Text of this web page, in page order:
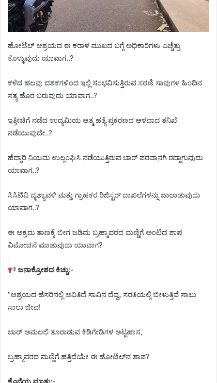
ಹೋಟೆಲ್ ಆಶ್ರಯದ ಈ ಕರಾಳ ಮುಖದ ಬಗ್ಗೆ ಅಧಿಕಾರಿಗಳು ಎಚ್ಚೆತ್ತು
ಕೊಳ್ಳುವುದು ಯಾವಾಗ..?
ಕಳೆದ ಹಲವು ದಶಕಗಳಿಂದ ಇಲ್ಲಿ ಸಂಭವಿಸುತ್ತಿರುವ ಸರಣಿ ಸಾವುಗಳ ಹಿಂದಿನ
ಸತ್ಯ ಹೊರ ಬರುವುದು ಯಾವಾಗ..?
ಇತ್ತೀಚಿಗೆ ನಡೆದ ಉದ್ಯಮಿಯ ಆತ್ಮ ಹತ್ಯೆ ಪ್ರಕರಣದ ಆಳವಾದ ತನಿಖೆ
ನಡೆಯುವುದೇ..?
ಹೆದ್ದಾರಿ ನಿಯಮ ಉಲ್ಲಂಘಿಸಿ ನಡೆಯುತ್ತಿರುವ ಬಾರ್ ಪರವಾನಗಿ ರದ್ದಾಗುವುದು
ಯಾವಾಗ..?
ಸಿಸಿಟಿವಿ ದೃಶ್ಯಾವಳಿ ಮತ್ತು ಗ್ರಾಹಕರ ರಿಜಿಸ್ಟರ್ ದಾಖಲೆಗಳನ್ನು ಜಾಲಾಡುವುದು
ಯಾವಾಗ..?
ಈ ಅಕ್ರಮ ತಾಣಕ್ಕೆ ಬೀಗ ಜಡಿದು ಬ್ರಹ್ಮಾವರದ ಮಣ್ಣಿಗೆ ಅಂಟಿದ ಶಾಪ
ವಿಮೋಚನೆ ಮಾಡುವುದು ಯಾವಾಗ?
ಜನಾಕ್ರೋಶದ ಕಿಚ್ಚು:-
“ಆಶ್ರಯದ ಹೆಸರಿನಲ್ಲಿ ಅವಿತಿದೆ ಸಾವಿನ ದೆವ್ವ, ಸರತಿಯಲ್ಲಿ ಬೀಳುತ್ತಿವೆ ಸಾಲು
ಸಾಲು ಜೀವ!
ಬಾರ್ ಅಮಲಲಿ ತೂರಾಡುವ ಕಿಡಿಗೇಡಿಗಳ ಅಟ್ಟಹಾಸ,
ಬ್ರಹ್ಮಾವರದ ಮಣ್ಣಿಗೆ ಹತ್ತಿದೆಯೇ ಈ ಹೋಟೆಲ್‌ನ ಶಾಪ?